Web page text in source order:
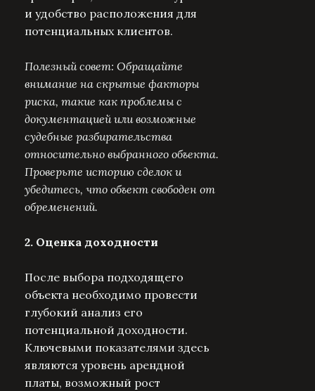
и удобство расположения для
потенциальных клиентов.
Полезный совет: Обращайте
внимание на скрытые факторы
риска, такие как проблемы с
документацией или возможные
судебные разбирательства
относительно выбранного объекта.
Проверьте историю сделок и
убедитесь, что объект свободен от
обременений.
2. Оценка доходности
После выбора подходящего
объекта необходимо провести
глубокий анализ его
потенциальной доходности.
Ключевыми показателями здесь
являются уровень арендной
платы, возможный рост